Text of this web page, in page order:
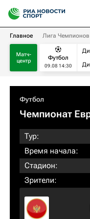
Главное Лига Чемпионов
Матч-
центр
Футбол
09.08 14:30
Футбол
Чемпионат
Тур:
Время начала:
Стадион:
Зрители: